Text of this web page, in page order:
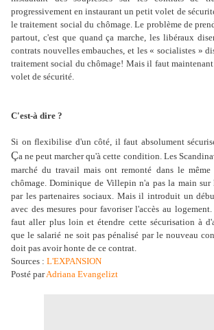
progressivement en instaurant un petit volet de
le traitement social du chômage. Le problème de
partout, c'est que quand ça marche, les libéraux
contrats nouvelles embauches, et les « socialistes »
traitement social du chômage! Mais il faut
volet de sécurité.
C'est-à dire ?
Si on flexibilise d'un côté, il faut absolument
Ça ne peut marcher qu'à cette condition. Les
marché du travail mais ont remonté dans le
chômage. Dominique de Villepin n'a pas la main sur
par les partenaires sociaux. Mais il introduit un
avec des mesures pour favoriser l'accès au
faut aller plus loin et étendre cette sécurisation à
que le salarié ne soit pas pénalisé par le nouveau
doit pas avoir honte de ce contrat.
Sources : L'EXPANSION
Posté parAdriana Evangelizt